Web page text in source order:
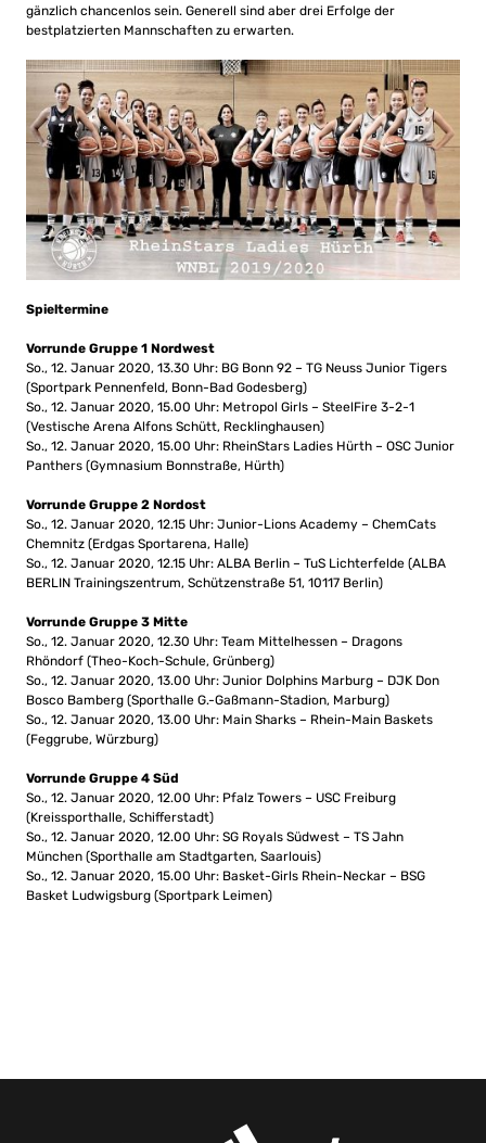
gänzlich chancenlos sein. Generell sind aber drei Erfolge der
bestplatzierten Mannschaften zu erwarten.
Spieltermine
Vorrunde Gruppe 1 Nordwest
So., 12. Januar 2020, 13.30 Uhr: BG Bonn 92 – TG Neuss Junior Tigers
(Sportpark Pennenfeld, Bonn-Bad Godesberg)
So., 12. Januar 2020, 15.00 Uhr: Metropol Girls – SteelFire 3-2-1
(Vestische Arena Alfons Schütt, Recklinghausen)
So., 12. Januar 2020, 15.00 Uhr: RheinStars Ladies Hürth – OSC Junior
Panthers (Gymnasium Bonnstraße, Hürth)
Vorrunde Gruppe 2 Nordost
So., 12. Januar 2020, 12.15 Uhr: Junior-Lions Academy – ChemCats
Chemnitz (Erdgas Sportarena, Halle)
So., 12. Januar 2020, 12.15 Uhr: ALBA Berlin – TuS Lichterfelde (ALBA
BERLIN Trainingszentrum, Schützenstraße 51, 10117 Berlin)
Vorrunde Gruppe 3 Mitte
So., 12. Januar 2020, 12.30 Uhr: Team Mittelhessen – Dragons
Rhöndorf (Theo-Koch-Schule, Grünberg)
So., 12. Januar 2020, 13.00 Uhr: Junior Dolphins Marburg – DJK Don
Bosco Bamberg (Sporthalle G.-Gaßmann-Stadion, Marburg)
So., 12. Januar 2020, 13.00 Uhr: Main Sharks – Rhein-Main Baskets
(Feggrube, Würzburg)
Vorrunde Gruppe 4 Süd
So., 12. Januar 2020, 12.00 Uhr: Pfalz Towers – USC Freiburg
(Kreissporthalle, Schifferstadt)
So., 12. Januar 2020, 12.00 Uhr: SG Royals Südwest – TS Jahn
München (Sporthalle am Stadtgarten, Saarlouis)
So., 12. Januar 2020, 15.00 Uhr: Basket-Girls Rhein-Neckar – BSG
Basket Ludwigsburg (Sportpark Leimen)